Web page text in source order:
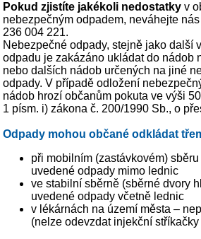
Pokud zjistíte jakékoli nedostatky v
nebezpečným odpadem, neváhejte
236 004 221.
Nebezpečné odpady, stejně jako další
odpadu je zakázáno ukládat do nádob
nebo dalších nádob určených na jiné
odpady. V případě odložení
nádob hrozí občanům pokuta ve výši
1 písm. i) zákona č. 200/1990 Sb., o
Odpady mohou občané odkládat
při mobilním (zastávkovém)
uvedené odpady mimo lednic
ve stabilní sběrně (sběrné dvory
uvedené odpady včetně lednic
v lékárnách na území města –
(nelze odevzdat injekční